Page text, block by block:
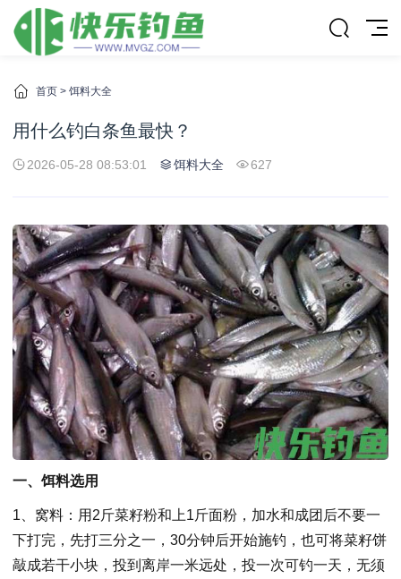
首页 > 饵料大全
用什么钓白条鱼最快？
2026-05-28 08:53:01 饵料大全 627
一、饵料选用
1、窝料：用2斤菜籽粉和上1斤面粉，加水和成团后不要一
下打完，先打三分之一，30分钟后开始施钓，也可将菜籽饼
敲成若干小块，投到离岸一米远处，投一次可钓一天，无须